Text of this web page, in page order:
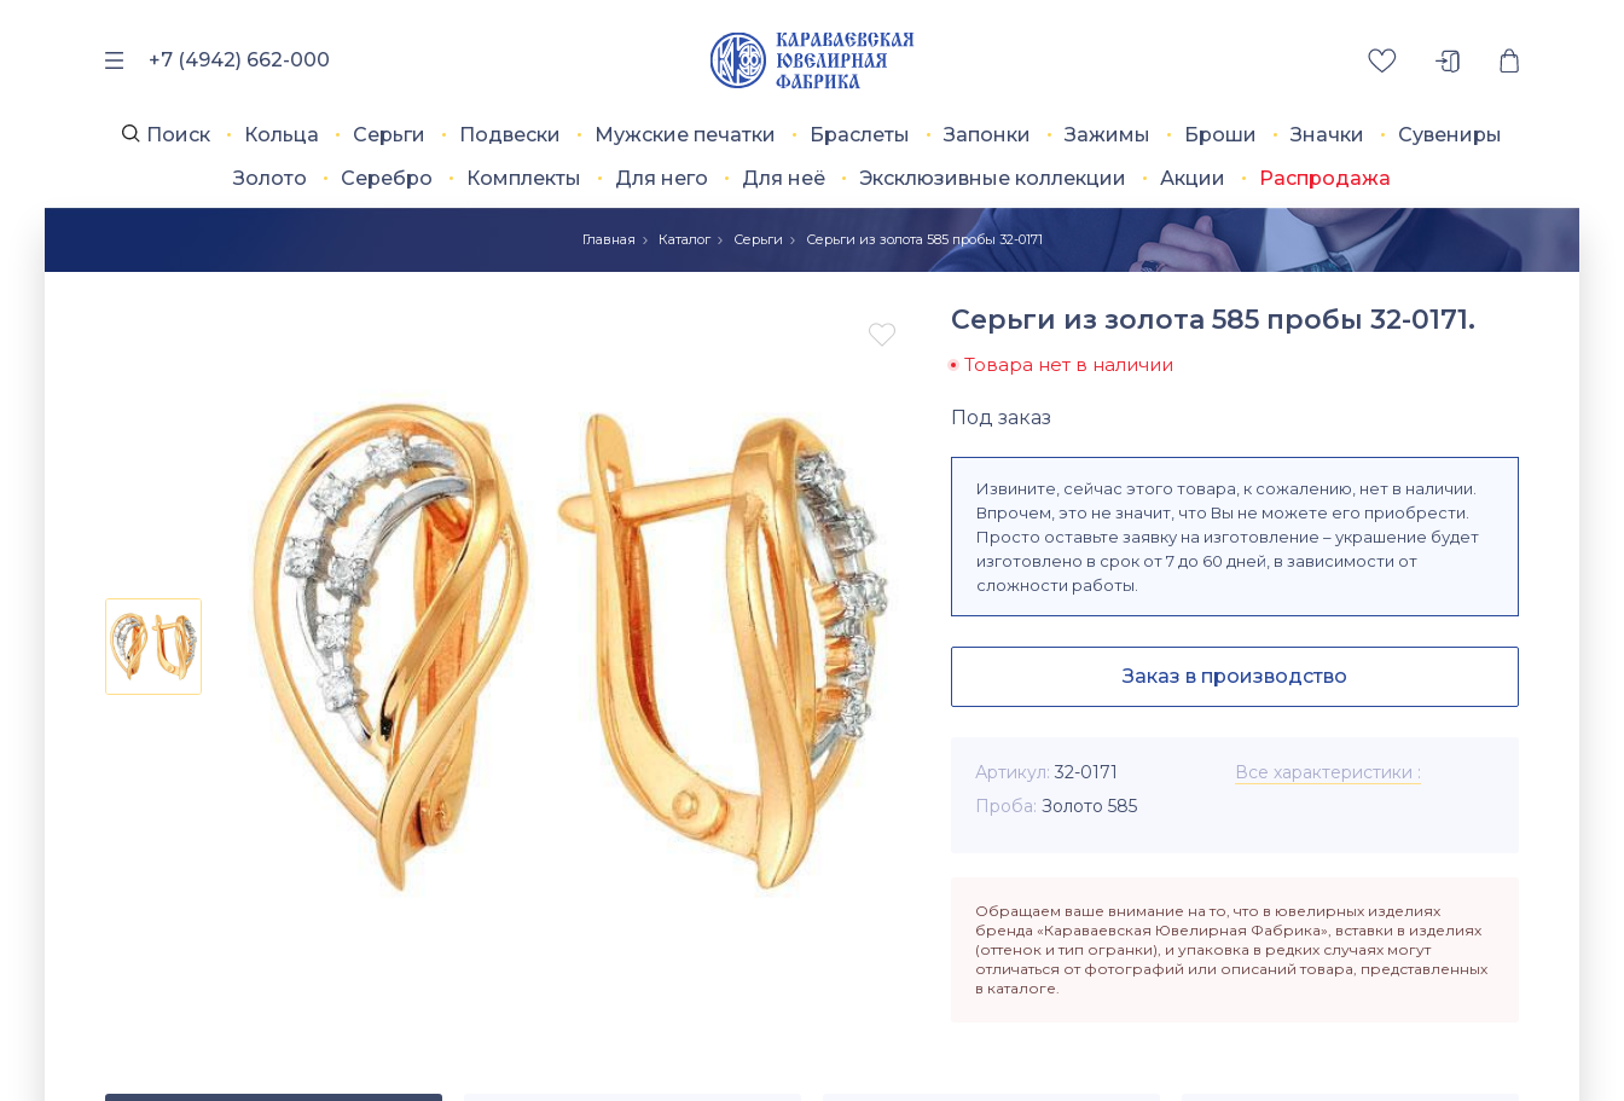
+7 (4942) 662-000
Поиск Кольца Серьги Подвески Мужские печатки Браслеты Запонки Зажимы Броши Значки
Сувениры
Золото
Серебро Комплекты Для него Для неё Эксклюзивные коллекции Акции Распродажа
Главная Каталог Серьги Серьги из золота 585 пробы 32-0171
 Серьги из золота 585 пробы 32-0171.
Товара нет в наличии
Под заказ
Извините, сейчас этого товара, к сожалению, нет в наличии.
Впрочем, это не значит, что Вы не можете его приобрести.
Просто оставьте заявку на изготовление – украшение будет
изготовлено в срок от 7 до 60 дней, в зависимости от
сложности работы.
Заказ в производство
Артикул 32-0171
Проба Золото 585
Все характеристики
Обращаем ваше внимание на то, что в ювелирных изделиях
бренда «Караваевская Ювелирная Фабрика», вставки в изделиях
(оттенок и тип огранки), и упаковка в редких случаях могут
отличаться от фотографий или описаний товара, представленных
в каталоге.